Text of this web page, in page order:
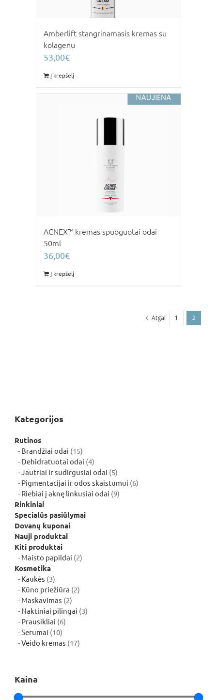
Amberlift stangrinamasis kremas su
kolagenu
53,00€
Į krepšelį
ACNEX™ kremas spuoguotai odai
50ml
36,00€
Į krepšelį
Atgal 1 2
Kategorijos
Rutinos
Brandžiai odai 1515
produktų
Dehidratuotai odai 44
produktai
Jautriai ir sudirgusiai odai 55
produktai
Pigmentacijai ir odos skaistumui 66
Riebiai į aknę linkusiai odai 99
Rinkiniai
Specialūs pasiūlymai
Dovanų kuponai
Nauji produktai
Kiti produktai
Maisto papildai 22
Kosmetika
Kaukės 33
produktai
Kūno priežiūra 22
Maskavimas 22
produktai
Naktiniai pilingai 33
Prausikliai 66
Serumai 1010
produktų
Veido kremas 1717
Kaina